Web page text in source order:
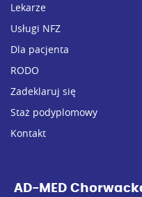
Lekarze
Usługi NFZ
Dla pacjenta
RODO
Zadeklaruj się
Staż podyplomowy
Kontakt
AD-MED